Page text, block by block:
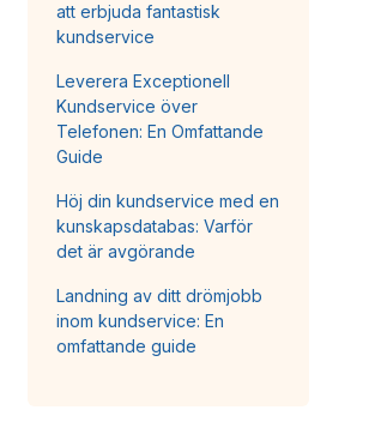
att erbjuda fantastisk
kundservice
Leverera Exceptionell
Kundservice över
Telefonen: En Omfattande
Guide
Höj din kundservice med en
kunskapsdatabas: Varför
det är avgörande
Landning av ditt drömjobb
inom kundservice: En
omfattande guide